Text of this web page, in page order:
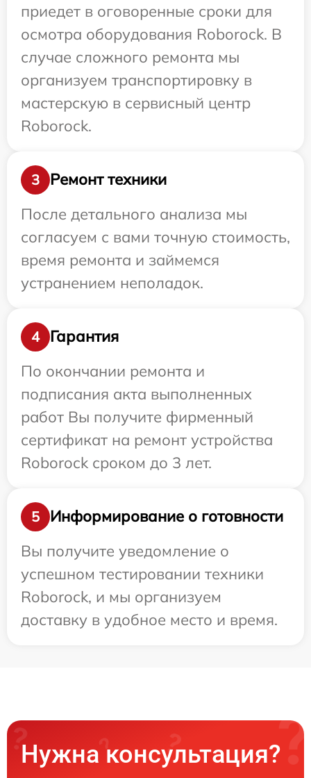
приедет в оговоренные сроки для
осмотра оборудования Roborock. В
случае сложного ремонта мы
организуем транспортировку в
мастерскую в сервисный центр
Roborock.
3
Ремонт техники
После детального анализа мы
согласуем с вами точную стоимость,
время ремонта и займемся
устранением неполадок.
4
Гарантия
По окончании ремонта и
подписания акта выполненных
работ Вы получите фирменный
сертификат на ремонт устройства
Roborock сроком до 3 лет.
5
Информирование о готовности
Вы получите уведомление о
успешном тестировании техники
Roborock, и мы организуем
доставку в удобное место и время.
Нужна консультация?